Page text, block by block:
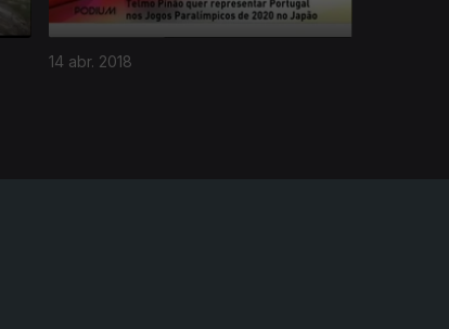
14 abr. 2018